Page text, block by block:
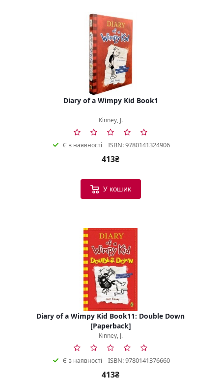
Diary of a Wimpy Kid Book1
Kinney, J.
Є в наявності ISBN: 9780141324906
413₴
У кошик
Diary of a Wimpy Kid Book11: Double Down
[Paperback]
Kinney, J.
Є в наявності ISBN: 9780141376660
413₴